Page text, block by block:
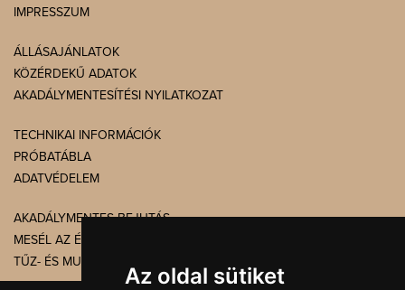
Az oldal sütiket
IMPRESSZUM
ÁLLÁSAJÁNLATOK
KÖZÉRDEKŰ ADATOK
AKADÁLYMENTESÍTÉSI NYILATKOZAT
TECHNIKAI INFORMÁCIÓK
PRÓBATÁBLA
ADATVÉDELEM
AKADÁLYMENTES BEJUTÁS
MESÉL AZ ÉPÜLET
TŰZ- ÉS MUNKAVÉDELEM